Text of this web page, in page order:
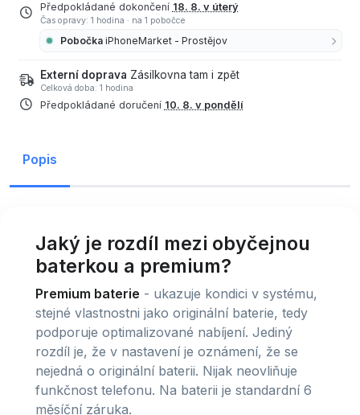
Předpokládané dokončení 18. 8. v úterý
Čas opravy: 1 hodina · na 1 pobočce
Pobočka iPhoneMarket - Prostějov
Externí doprava Zásilkovna tam i zpět
Celková doba: 1 hodina
Předpokládané doručení 10. 8. v pondělí
Popis
Jaký je rozdíl mezi obyčejnou
baterkou a premium?
Premium baterie - ukazuje kondici v systému,
stejné vlastnostni jako originální baterie, tedy
podporuje optimalizované nabíjení. Jediný
rozdíl je, že v nastavení je oznámení, že se
nejedná o originální baterii. Nijak neovliňuje
funkčnost telefonu. Na baterii je standardní 6
měsíční záruka.